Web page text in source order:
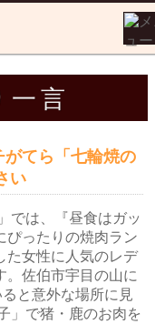
一言
てら「七輪焼の
い
では、『昼食はガッ
ぴったりの焼肉ラン
た女性に人気のレデ
。佐伯市宇目の山に
と意外な場所に見
」で猪・鹿のお肉を